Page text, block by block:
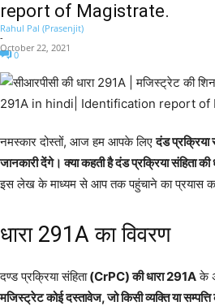
report of Magistrate.
Rahul Pal (Prasenjit)
-
October 22, 2021
0
नमस्कार दोस्तों, आज हम आपके लिएदंड प्रक्रिया
जानकारी देंगे। क्या कहती है दंड प्रक्रिया संहिता
इस लेख के माध्यम से आप तक पहुंचाने का प्रयास
धारा 291A का विवरण
दण्ड प्रक्रिया संहिता(CrPC) की धारा 291Aके
मजिस्ट्रेट कोई दस्तावेज, जो किसी व्यक्ति या